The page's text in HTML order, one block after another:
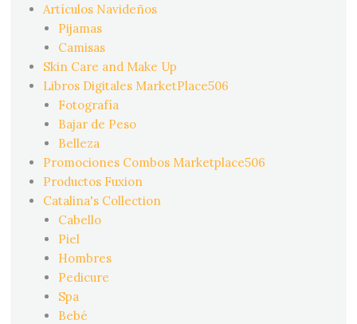
Artículos Navideños
Pijamas
Camisas
Skin Care and Make Up
Libros Digitales MarketPlace506
Fotografía
Bajar de Peso
Belleza
Promociones Combos Marketplace506
Productos Fuxion
Catalina's Collection
Cabello
Piel
Hombres
Pedicure
Spa
Bebé